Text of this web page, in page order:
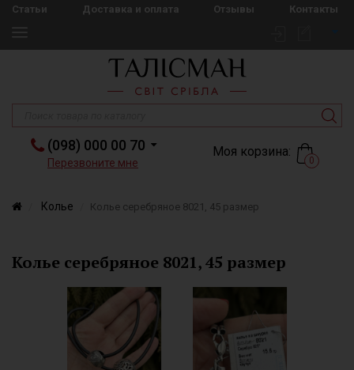
Статьи Доставка и оплата Отзывы Контакты
(098) 000 00 70
Перезвоните мне
Моя корзина:
0
Колье Колье серебряное 8021, 45 размер
Колье серебряное 8021, 45 размер